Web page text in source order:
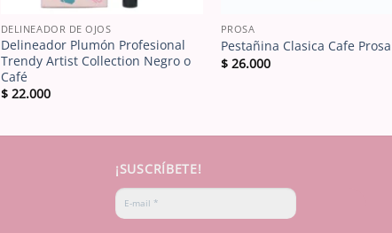
DELINEADOR DE OJOS
Delineador Plumón Profesional
Trendy Artist Collection Negro o
Café
$22.000
PROSA
Pestañina Clasica Cafe Prosa
$26.000
¡SUSCRÍBETE!